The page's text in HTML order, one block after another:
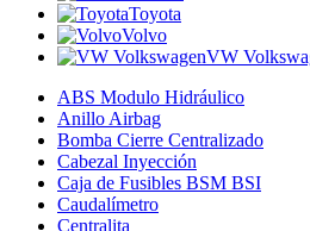
Toyota
Volvo
VW
ABS Modulo Hidráulico
Anillo Airbag
Bomba Cierre Centralizado
Cabezal Inyección
Caja de Fusibles BSM BSI
Caudalímetro
Centralita